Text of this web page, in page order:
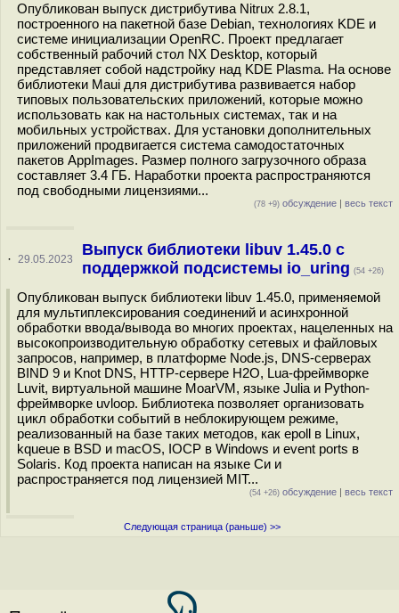
Опубликован выпуск дистрибутива Nitrux 2.8.1,
построенного на пакетной базе Debian, технологиях KDE и
системе инициализации OpenRC. Проект предлагает
собственный рабочий стол NX Desktop, который
представляет собой надстройку над KDE Plasma. На основе
библиотеки Maui для дистрибутива развивается набор
типовых пользовательских приложений, которые можно
использовать как на настольных системах, так и на
мобильных устройствах. Для установки дополнительных
приложений продвигается система самодостаточных
пакетов AppImages. Размер полного загрузочного образа
составляет 3.4 ГБ. Наработки проекта распространяются
под свободными лицензиями...
(78 +9) обсуждение | весь текст
· 29.05.2023
Выпуск библиотеки libuv 1.45.0 с
поддержкой подсистемы io_uring (54 +26)
Опубликован выпуск библиотеки libuv 1.45.0, применяемой
для мультиплексирования соединений и асинхронной
обработки ввода/вывода во многих проектах, нацеленных на
высокопроизводительную обработку сетевых и файловых
запросов, например, в платформе Node.js, DNS-серверах
BIND 9 и Knot DNS, HTTP-сервере H2O, Lua-фреймворке
Luvit, виртуальной машине MoarVM, языке Julia и Python-
фреймворке uvloop. Библиотека позволяет организовать
цикл обработки событий в неблокирующем режиме,
реализованный на базе таких методов, как epoll в Linux,
kqueue в BSD и macOS, IOCP в Windows и event ports в
Solaris. Код проекта написан на языке Си и
распространяется под лицензией MIT...
(54 +26) обсуждение | весь текст
Следующая страница (раньше) >>